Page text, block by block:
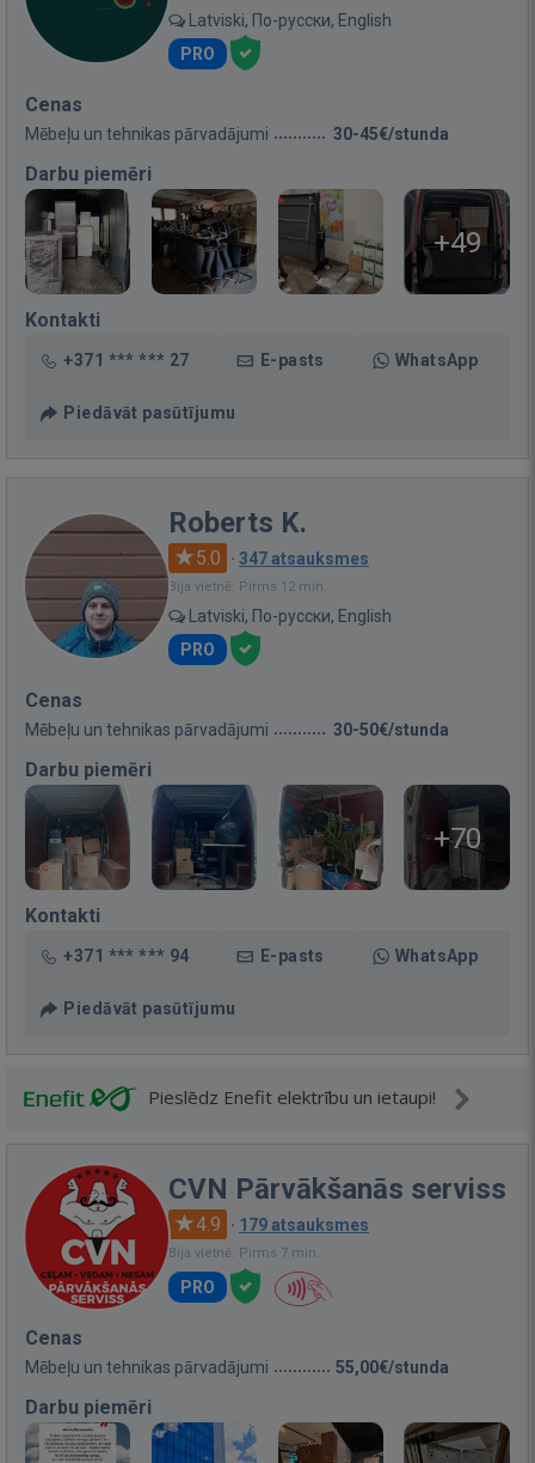
Latviski, По-русски, English
PRO
Cenas
Mēbeļu un tehnikas pārvadājumi 30-45€/stunda
Darbu piemēri
+49
Kontakti
+371 *** *** 27 E-pasts WhatsApp
Piedāvāt pasūtījumu
Roberts K.
5.0 · 347 atsauksmes
Bija vietnē: Pirms 12 min.
Latviski, По-русски, English
PRO
Cenas
Mēbeļu un tehnikas pārvadājumi 30-50€/stunda
Darbu piemēri
+70
Kontakti
+371 *** *** 94 E-pasts WhatsApp
Piedāvāt pasūtījumu
Pieslēdz Enefit elektrību un ietaupi!
CVN Pārvākšanās serviss
4.9 · 179 atsauksmes
Bija vietnē: Pirms 7 min.
PRO
Cenas
Mēbeļu un tehnikas pārvadājumi 55,00€/stunda
Darbu piemēri